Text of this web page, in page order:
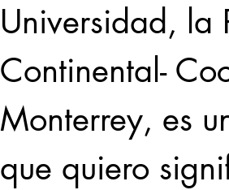
Universidad, la
Continental-
Monterrey, es
que quiero